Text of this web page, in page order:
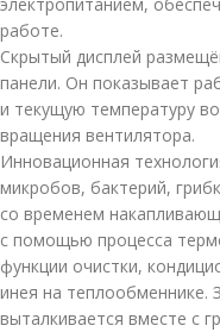
работе.
Скрытый дисплей
панели. Он показывает
и текущую температуру
вращения вентилятора.
Инновационная
микробов, бактерий,
со временем
с помощью процесса
функции очистки,
инея на теплообменнике.
выталкивается вместе с